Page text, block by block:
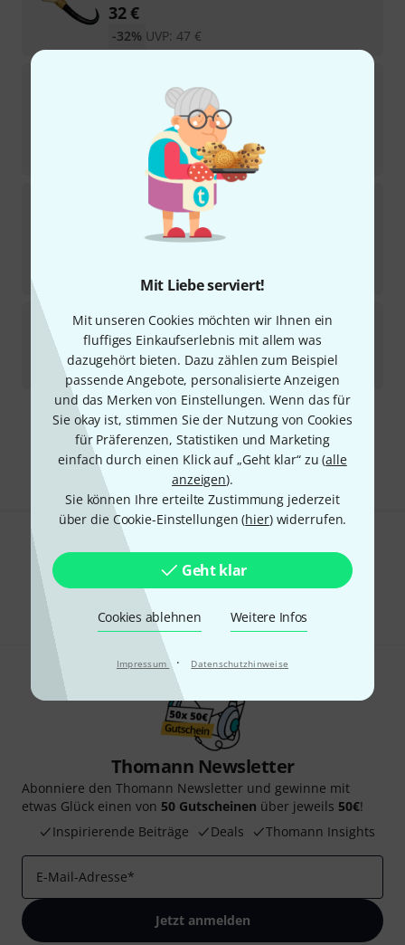
Mit Liebe serviert!
Mit unseren Cookies möchten wir Ihnen ein
fluffiges Einkaufserlebnis mit allem was
dazugehört bieten. Dazu zählen zum Beispiel
passende Angebote, personalisierte Anzeigen
und das Merken von Einstellungen. Wenn das für
Sie okay ist, stimmen Sie der Nutzung von Cookies
für Präferenzen, Statistiken und Marketing
einfach durch einen Klick auf „Geht klar“ zu (alle
anzeigen).
Sie können Ihre erteilte Zustimmung jederzeit
über die Cookie-Einstellungen (hier) widerrufen.
Geht klar
Cookies ablehnen Weitere Infos
Impressum · Datenschutzhinweise
32€
UVP: 47 €
-32%
Sofort lieferbar
UVP: 62 €
Shamanshaker cham. ant rain S
Sofort lieferbar
TerreShamanshaker deer ant sea L
Auf Anfrage
55 €
Kostenloser Versand ab 29 €
Alle Preise inkl. MwSt.
Gefällt Ihnen, was Sie sehen?
Teilen Hilfe & Feedback
Thomann Newsletter
Abonniere den Thomann Newsletter und gewinne mit
etwas Glück einen von 50 Gutscheinen über jeweils 50€!
Inspirierende Beiträge
Deals Thomann Insights
E-Mail-Adresse*
Jetzt anmelden